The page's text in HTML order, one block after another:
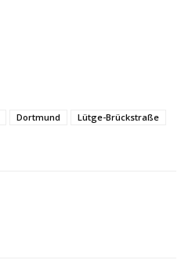
Dortmund
Lütge-Brückstraße